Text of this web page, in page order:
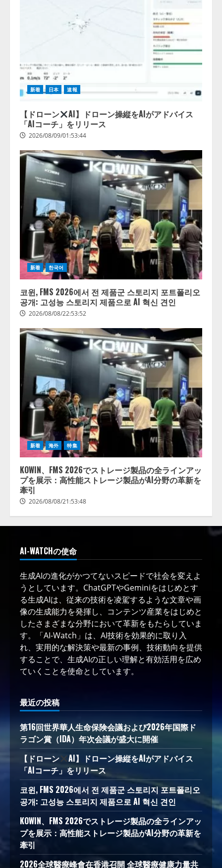
新着 日本 速報
【ドローン
AI】ドローン操縦をAIがアドバイス
「AIコーチ」をリリース
2026/08/09/01:53:44
新着 한국어
코윈, FMS 2026에서 전 제품군 스토리지 포트폴리오
공개: 고성능 스토리지 제품으로 AI 혁신 견인
2026/08/08/22:53:52
新着 海外 特集
KOWIN、FMS 2026でストレージ製品の全ラインアッ
プを展示：高性能ストレージ製品がAI分野の革新を
牽引
2026/08/08/21:53:48
AI-WATCHの使命
生成AIの進化がかつてないスピードで社会を変えよ
うとしています。ChatGPTやGeminiをはじめとす
る生成AIは、従来の技術を凌駕するような文章や画
像の生成能力を発揮し、コンテンツ産業をはじめと
したさまざまな分野において革新をもたらしていま
す。「AI-Watch」は、AI技術を効果的に取り入
れ、実用的な解決策や最新の事例、技術動向を提供
することで、生成AIの正しい理解と有効活用を広め
ていくことを使命としています。
最近の投稿
第16回世界華人生命保険会議および2026年国際ド
ラゴン賞（IDA）年次会議が盛大に開催
【ドローン
AI】ドローン操縦をAIがアドバイス
「AIコーチ」をリリース
코윈, FMS 2026에서 전 제품군 스토리지 포트폴리오
공개: 고성능 스토리지 제품으로 AI 혁신 견인
KOWIN、FMS 2026でストレージ製品の全ラインアッ
プを展示：高性能ストレージ製品がAI分野の革新を
牽引
2026全球醫療峰會在香港召開 全球醫療健康力量共